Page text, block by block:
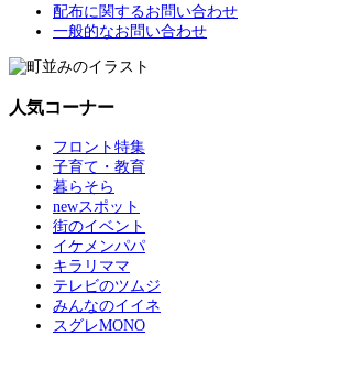
配布に関するお問い合わせ
一般的なお問い合わせ
人気コーナー
フロント特集
子育て・教育
暮らそら
newスポット
街のイベント
イケメンパパ
キラリママ
テレビのツムジ
みんなのイイネ
スグレMONO